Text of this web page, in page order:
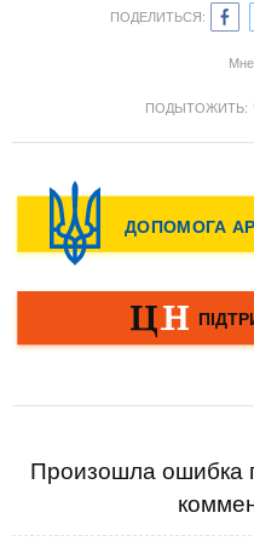
ПОДЕЛИТЬСЯ:
Мне
ПОДЫТОЖИТЬ:
Произошла ошибка